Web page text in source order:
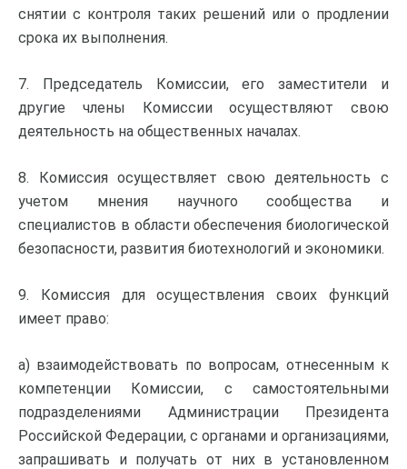
снятии с контроля таких решений или о продлении
срока их выполнения.
7. Председатель Комиссии, его заместители и
другие члены Комиссии осуществляют свою
деятельность на общественных началах.
8. Комиссия осуществляет свою деятельность с
учетом мнения научного сообщества и
специалистов в области обеспечения биологической
безопасности, развития биотехнологий и экономики.
9. Комиссия для осуществления своих функций
имеет право:
а) взаимодействовать по вопросам, отнесенным к
компетенции Комиссии, с самостоятельными
подразделениями Администрации Президента
Российской Федерации, с органами и организациями,
запрашивать и получать от них в установленном